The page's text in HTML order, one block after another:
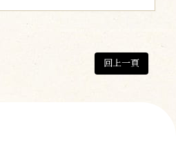
回上一頁